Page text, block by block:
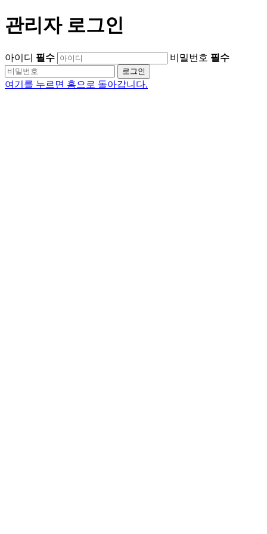
관리자 로그인
아이디 필수 비밀번호 필수
로그인
여기를 누르면 홈으로 돌아갑니다.